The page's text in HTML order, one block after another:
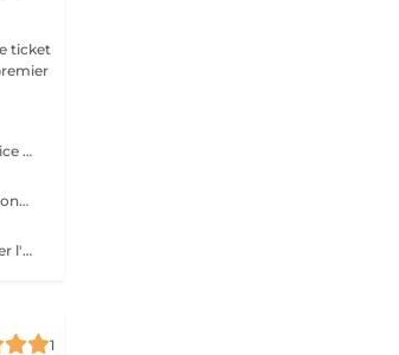
ticket
Pose en gel sur ongles naturels ou avec rallongement. Le service comprend la manucure russe, la construction complète en gel, l'architecture adaptée à l'ongle et une finition lisse et résistante.
Remplissage en gel ou acrygel sur ongles naturels ou avec rallongement existant. Le service comprend la manucure russe, la correction de l'architecture, le renforcement de la structure en gel et une finition lisse, uniforme et résistante.
Retrait professionnel du gel effectué avec soin afin de préserver l'ongle naturel. Le service comprend la manucure russe, la mise en forme de l'ongle et une pose de vernis traditionnel transparent, pour une finition propre, soignée et naturelle.
1